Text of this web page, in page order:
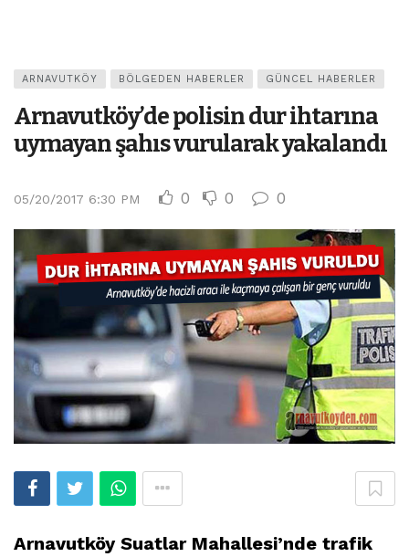
ARNAVUTKÖY BÖLGEDEN HABERLER GÜNCEL HABERLER
Arnavutköy’de polisin dur ihtarına
uymayan şahıs vurularak yakalandı
05/20/2017 6:30 PM 0 0 0
Arnavutköy Suatlar Mahallesi’nde trafik